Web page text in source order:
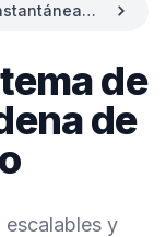
de
de
escalables y